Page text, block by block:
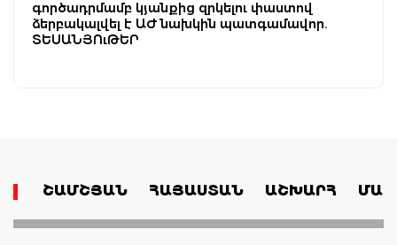
գործադրմամբ կյանքից զրկելու փաստով
ձերբակալվել է ԱԺ նախկին պատգամավոր.
ՏԵՍԱՆՅՈւԹԵՐ
ՇԱՄՇՅԱՆ ՀԱՅԱՍՏԱՆ ԱՇԽԱՐՀ